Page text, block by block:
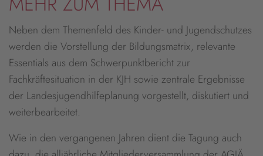
Neben dem Themenfeld des Kinder- und Jugendschutzes
werden die Vorstellung der Bildungsmatrix, relevante
Essentials aus dem Schwerpunktbericht zur
Fachkräftesituation in der KJH sowie zentrale Ergebnisse
der Landesjugendhilfeplanung vorgestellt, diskutiert und
weiterbearbeitet.
Wie in den vergangenen Jahren dient die Tagung auch